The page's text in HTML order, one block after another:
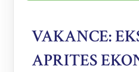
VAKANCE:
APRITES